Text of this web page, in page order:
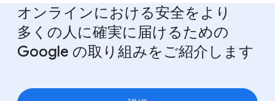
オンラインに​おける​安全を​より​
多くの​人に​確実に​届ける​ための
Google の​取り組みを​ご紹介します